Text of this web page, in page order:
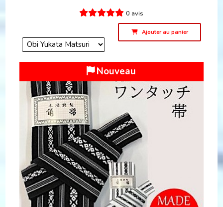
0 avis
Ajouter au panier
Nouveau